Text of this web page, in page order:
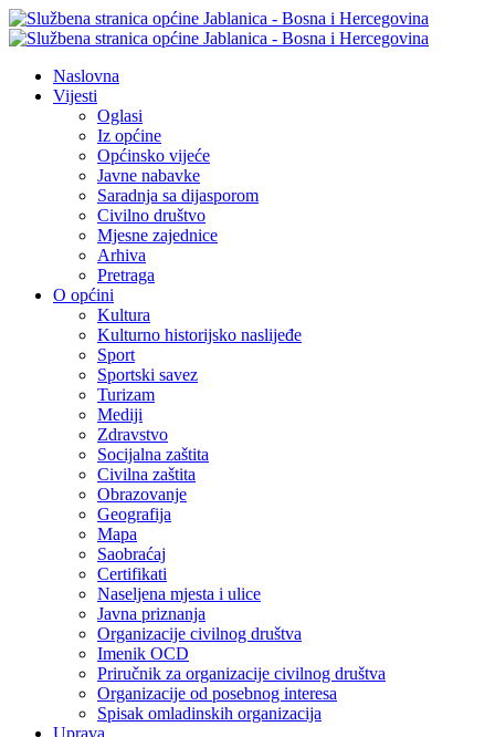
Naslovna
Vijesti
Oglasi
Iz općine
Općinsko vijeće
Javne nabavke
Saradnja sa dijasporom
Civilno društvo
Mjesne zajednice
Arhiva
Pretraga
O općini
Kultura
Kulturno historijsko naslijeđe
Sport
Sportski savez
Turizam
Mediji
Zdravstvo
Socijalna zaštita
Civilna zaštita
Obrazovanje
Geografija
Mapa
Saobraćaj
Certifikati
Naseljena mjesta i ulice
Javna priznanja
Organizacije civilnog društva
Imenik OCD
Priručnik za organizacije civilnog društva
Organizacije od posebnog interesa
Spisak omladinskih organizacija
Uprava